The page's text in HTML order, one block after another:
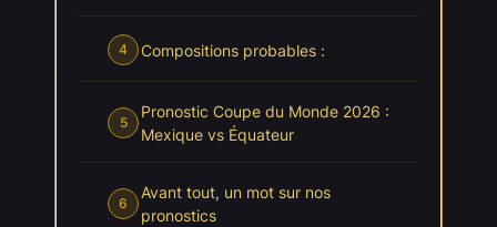
4 Compositions probables :
5
Pronostic Coupe du Monde 2026 :
Mexique vs Équateur
6
Avant tout, un mot sur nos
pronostics